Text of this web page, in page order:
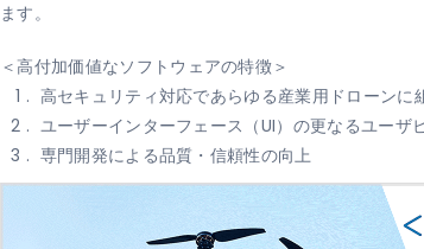
ます。
＜高付加価値なソフトウェアの特徴＞
高セキュリティ対応であらゆる産業用ドローンに
ユーザーインターフェース（UI）の更なるユーザ
専門開発による品質・信頼性の向上